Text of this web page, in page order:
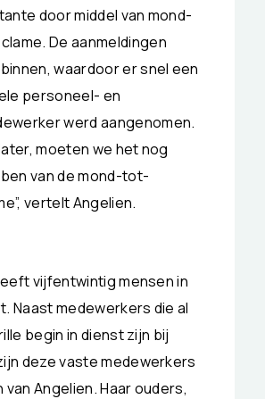
door middel van mond-
De aanmeldingen
waardoor er snel een
personeel- en
werd aangenomen.
moeten we het nog
van de mond-tot-
vertelt Angelien.
vijfentwintig mensen in
Naast medewerkers die al
begin in dienst zijn bij
deze vaste medewerkers
van Angelien. Haar ouders,